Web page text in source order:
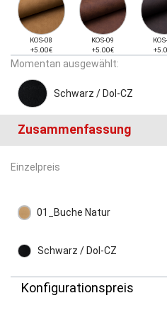
KOS-08
+5.00€
KOS-09
+5.00€
Momentan ausgewählt:
Schwarz / Dol-CZ
Zusammenfassung
Einzelpreis
01_Buche Natur
Schwarz / Dol-CZ
Konfigurationspreis